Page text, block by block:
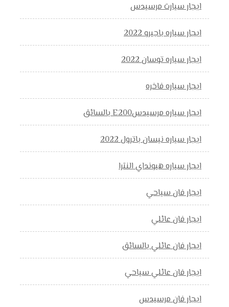
ايجار سيارت مرسيدس
ايجار سياره باجيرو 2022
ايجار سياره توسان 2022
ايجار سياره فاخره
ايجار سياره مرسيدسE200 بالسائق
ايجار سياره نيسان باترول 2022
ايجار سياره هيونداي النترا
ايجار فان سياحي
ايجار فان عائلي
ايجار فان عائلي بالسائق
ايجار فان عائلي سياحي
ايجار فان مرسيدس